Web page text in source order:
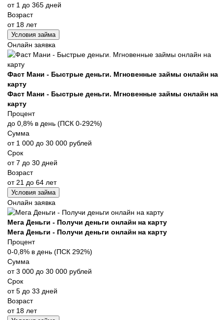
от 1 до 365 дней
Возраст
от 18 лет
Условия займа
Онлайн заявка
Фаст Мани - Быстрые деньги. Мгновенные займы онлайн на
карту
Фаст Мани - Быстрые деньги. Мгновенные займы онлайн на
карту
Процент
до 0,8% в день (ПСК 0-292%)
Сумма
от 1 000 до 30 000 рублей
Срок
от 7 до 30 дней
Возраст
от 21 до 64 лет
Условия займа
Онлайн заявка
Мега Деньги - Получи деньги онлайн на карту
Мега Деньги - Получи деньги онлайн на карту
Процент
0-0,8% в день (ПСК 292%)
Сумма
от 3 000 до 30 000 рублей
Срок
от 5 до 33 дней
Возраст
от 18 лет